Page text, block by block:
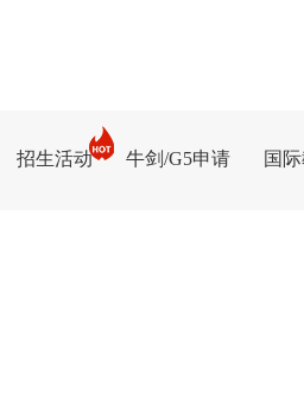
招生活动 牛剑/G5申请 国